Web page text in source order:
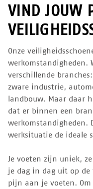
VIND JOUW
Onze
werkomstandigheden.
verschillende
zware industrie,
landbouw. Maar daar
dat er binnen een
werkomstandigheden.
werksituatie de ideale
Je voeten zijn uniek,
je dag in dag uit op de
pijn aan je voeten.